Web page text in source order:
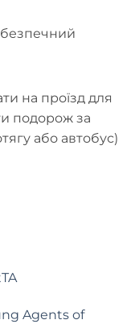
безпечний
на проїзд для
подорож за
або автобус)
Agents of